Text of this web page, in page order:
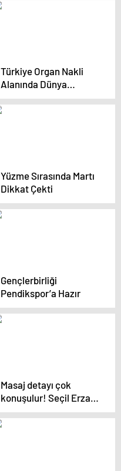
Türkiye Organ Nakli
Alanında Dünya
Çapında
Yüzme Sırasında Martı
Dikkat Çekti
Gençlerbirliği
Pendikspor’a Hazır
Masaj detayı çok
konuşulur! Seçil Erzan,
Fatih Terim’den aldığı
paraları ne yaptığını ilk